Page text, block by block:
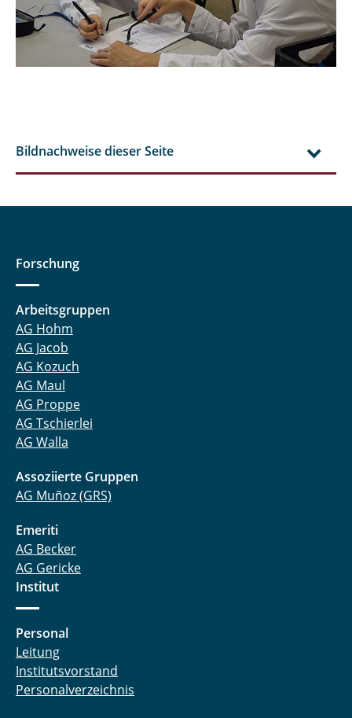
Bildnachweise dieser Seite
Forschung
Arbeitsgruppen
AG Hohm
AG Jacob
AG Kozuch
AG Maul
AG Proppe
AG Tschierlei
AG Walla
Assoziierte Gruppen
AG Muñoz (GRS)
Emeriti
AG Becker
AG Gericke
Institut
Personal
Leitung
Institutsvorstand
Personalverzeichnis